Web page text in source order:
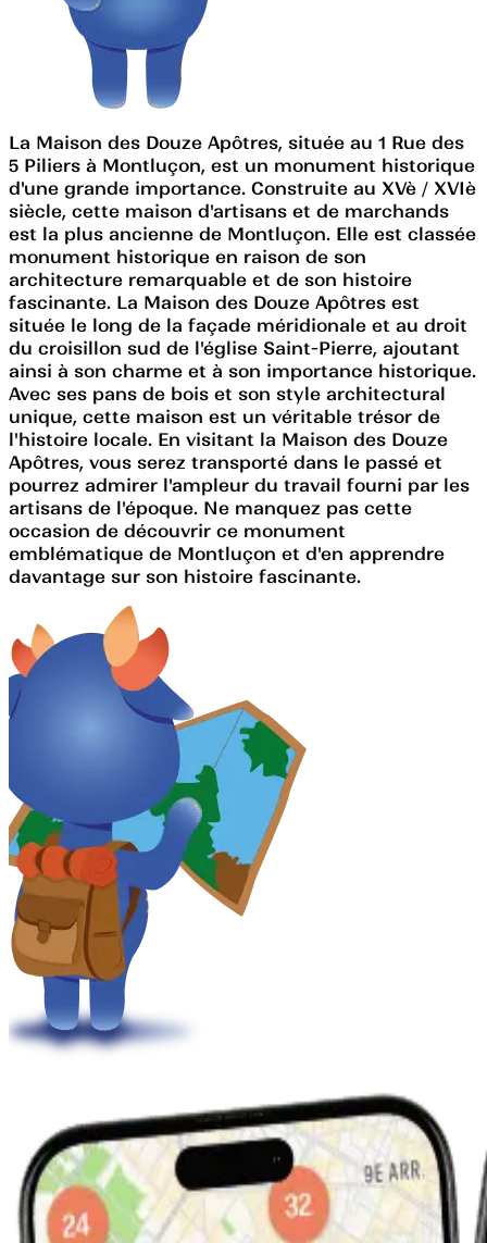
La Maison des Douze Apôtres, située au 1 Rue des
5 Piliers à Montluçon, est un monument historique
d'une grande importance. Construite au XVè / XVIè
siècle, cette maison d'artisans et de marchands
est la plus ancienne de Montluçon. Elle est classée
monument historique en raison de son
architecture remarquable et de son histoire
fascinante. La Maison des Douze Apôtres est
située le long de la façade méridionale et au droit
du croisillon sud de l'église Saint-Pierre, ajoutant
ainsi à son charme et à son importance historique.
Avec ses pans de bois et son style architectural
unique, cette maison est un véritable trésor de
l'histoire locale. En visitant la Maison des Douze
Apôtres, vous serez transporté dans le passé et
pourrez admirer l'ampleur du travail fourni par les
artisans de l'époque. Ne manquez pas cette
occasion de découvrir ce monument
emblématique de Montluçon et d'en apprendre
davantage sur son histoire fascinante.